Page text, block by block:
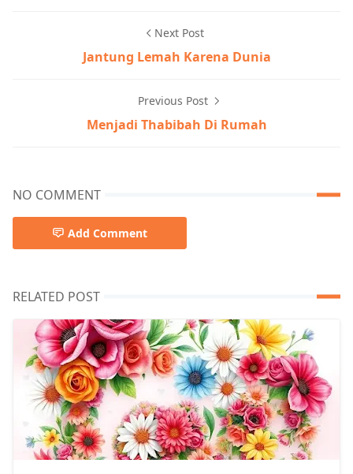
Next Post
Jantung Lemah Karena Dunia
Previous Post
Menjadi Thabibah Di Rumah
NO COMMENT
Add Comment
RELATED POST